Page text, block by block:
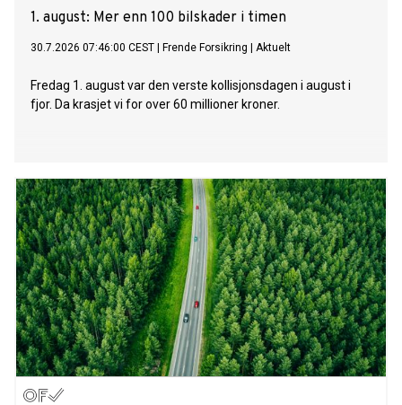
1. august: Mer enn 100 bilskader i timen
30.7.2026 07:46:00 CEST Frende Forsikring Aktuelt
Fredag 1. august var den verste kollisjonsdagen i august i
fjor. Da krasjet vi for over 60 millioner kroner.